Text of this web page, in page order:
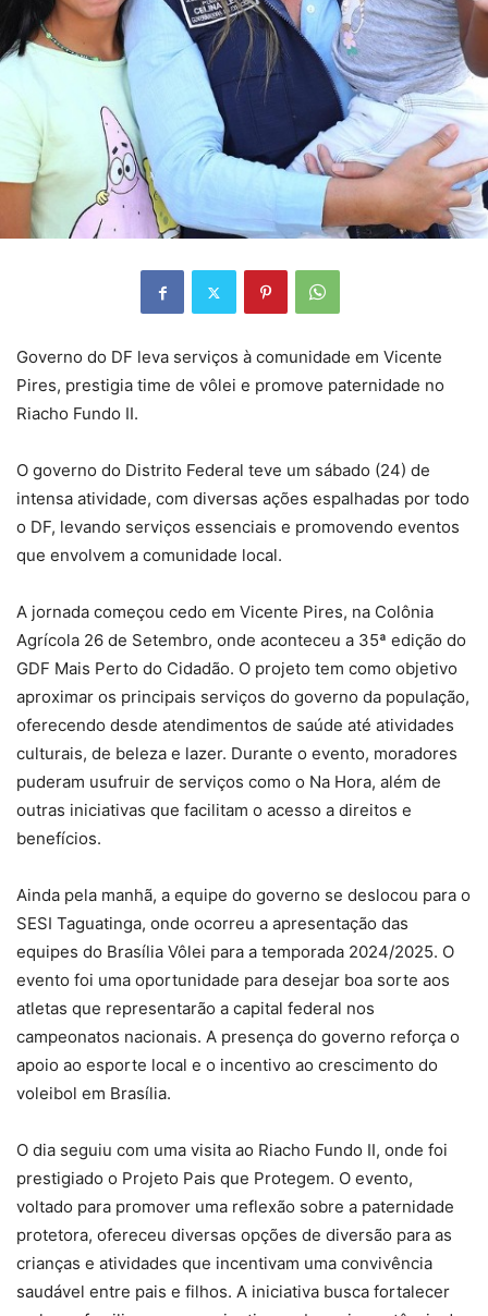
Governo do DF leva serviços à comunidade em Vicente
Pires, prestigia time de vôlei e promove paternidade no
Riacho Fundo II.
O governo do Distrito Federal teve um sábado (24) de
intensa atividade, com diversas ações espalhadas por todo
o DF, levando serviços essenciais e promovendo eventos
que envolvem a comunidade local.
A jornada começou cedo em Vicente Pires, na Colônia
Agrícola 26 de Setembro, onde aconteceu a 35ª edição do
GDF Mais Perto do Cidadão. O projeto tem como objetivo
aproximar os principais serviços do governo da população,
oferecendo desde atendimentos de saúde até atividades
culturais, de beleza e lazer. Durante o evento, moradores
puderam usufruir de serviços como o Na Hora, além de
outras iniciativas que facilitam o acesso a direitos e
benefícios.
Ainda pela manhã, a equipe do governo se deslocou para o
SESI Taguatinga, onde ocorreu a apresentação das
equipes do Brasília Vôlei para a temporada 2024/2025. O
evento foi uma oportunidade para desejar boa sorte aos
atletas que representarão a capital federal nos
campeonatos nacionais. A presença do governo reforça o
apoio ao esporte local e o incentivo ao crescimento do
voleibol em Brasília.
O dia seguiu com uma visita ao Riacho Fundo II, onde foi
prestigiado o Projeto Pais que Protegem. O evento,
voltado para promover uma reflexão sobre a paternidade
protetora, ofereceu diversas opções de diversão para as
crianças e atividades que incentivam uma convivência
saudável entre pais e filhos. A iniciativa busca fortalecer